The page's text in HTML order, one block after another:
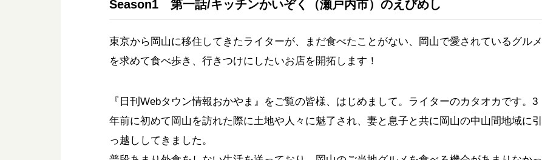
Season1 第一話/キッチンかいぞく（瀬戸内市）のえびめし
東京から岡山に移住してきたライターが、まだ食べたことがない、岡山で愛されているグルメ
を求めて食べ歩き、行きつけにしたいお店を開拓します！
『日刊Webタウン情報おかやま』をご覧の皆様、はじめまして。ライターのカタオカです。3
年前に初めて岡山を訪れた際に土地や人々に魅了され、妻と息子と共に岡山の中山間地域に引
っ越ししてきました。